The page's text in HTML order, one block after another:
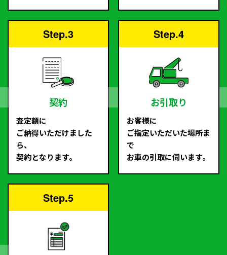
Step.3
契約
査定額に
ご納得いただけました
ら、
契約となります。
Step.4
お引取り
お客様に
ご指定いただいた場所ま
で
お車の引取に伺います。
Step.5